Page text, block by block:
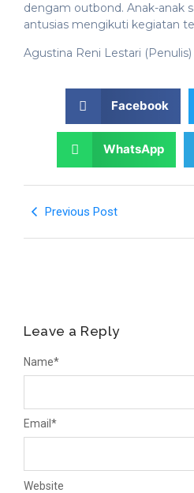
dengam outbond. Anak-anak
antusias mengikuti kegiatan
Agustina Reni Lestari (Penulis)
Facebook
WhatsApp
Previous Post
Leave a Reply
Name*
Email *
Website